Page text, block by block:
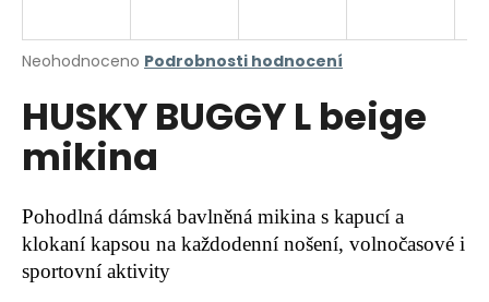
Průměrné
produktu
je
hvězdiček.
Neohodnoceno Podrobnosti hodnocení
HUSKY BUGGY L beige
mikina
Pohodlná dámská bavlněná mikina s kapucí a
klokaní kapsou na každodenní nošení, volnočasové i
sportovní aktivity
j
t
?
HLEDAT